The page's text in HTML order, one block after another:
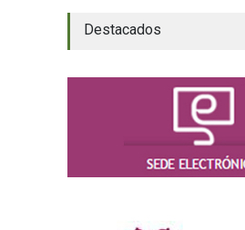
Destacados